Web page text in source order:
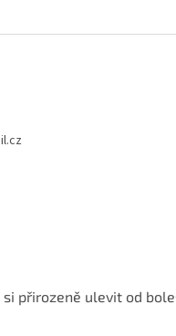
si přirozeně ulevit od